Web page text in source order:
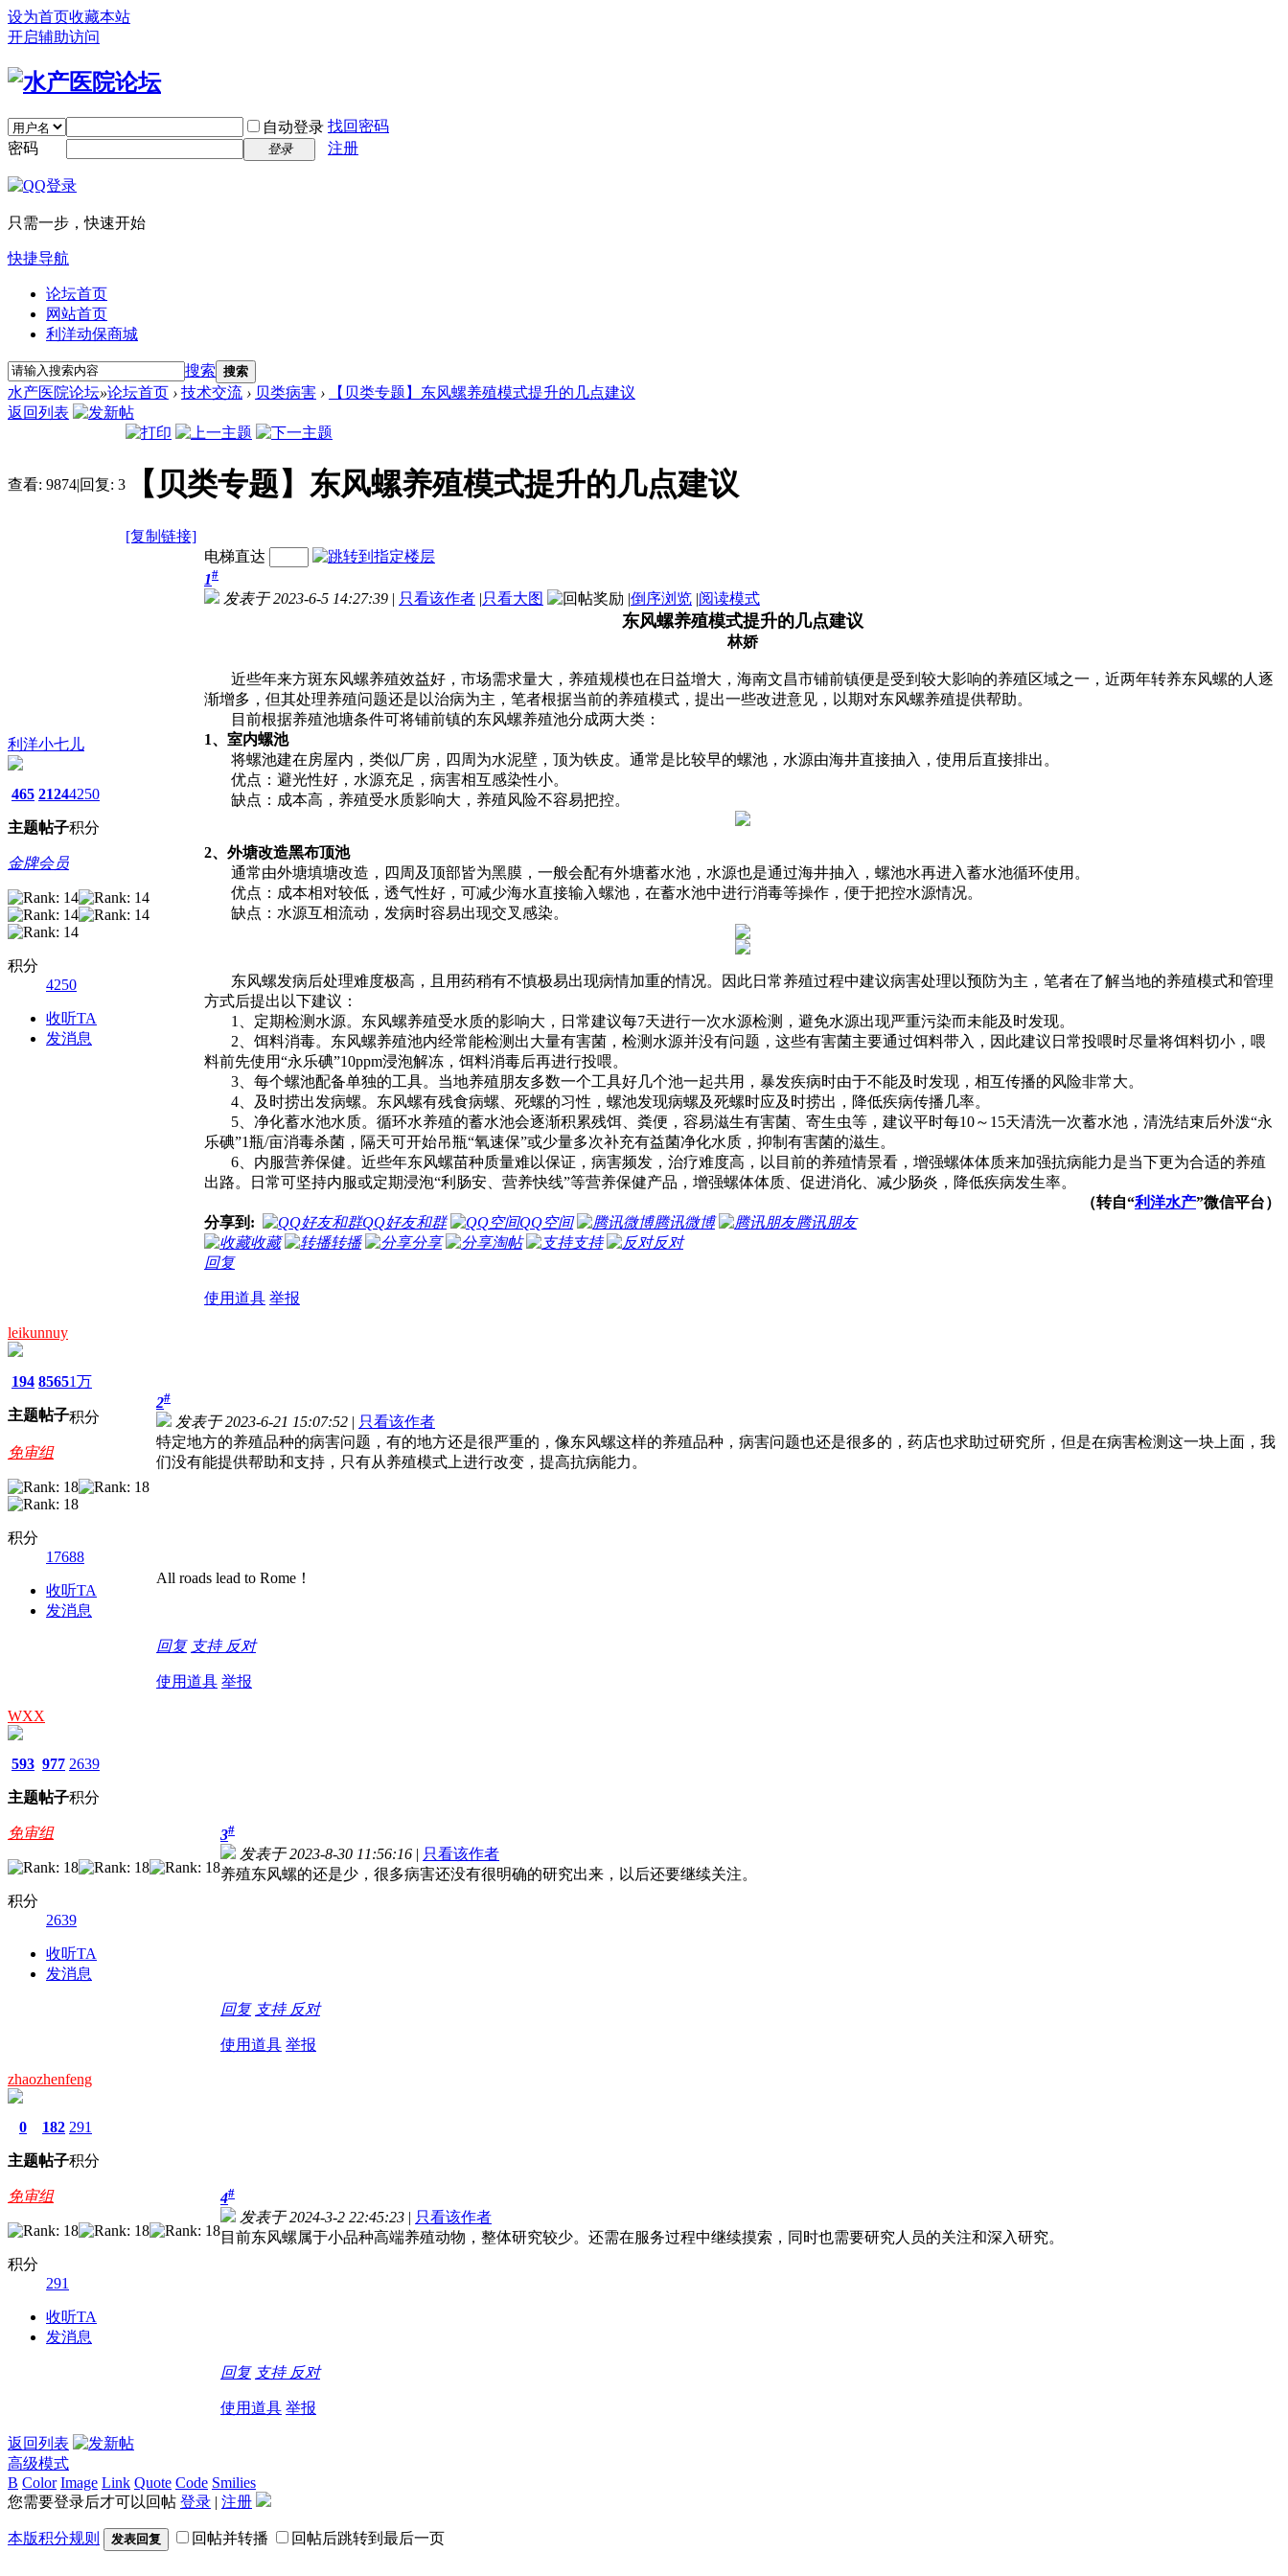
设为首页收藏本站
开启辅助访问
自动登录 找回密码
密码
登录 注册
只需一步，快速开始
快捷导航
论坛首页
网站首页
利洋动保商城
搜索 搜索
水产医院论坛»论坛首页 › 技术交流 › 贝类病害 ›
【贝类专题】东风螺养殖模式提升的几点建议
返回列表
查看: 9874|回复: 3 【贝类专题】东风螺养殖模式提升的几点建议
[复制链接]
利洋小七儿
465
主题
2124
帖子
4250
积分
金牌会员
积分
4250
收听TA
发消息
电梯直达
1#
发表于 2023-6-5 14:27:39 | 只看该作者 |只看大图 |倒序浏览 |阅读模式
东风螺养殖模式提升的几点建议
林娇
近些年来方斑东风螺养殖效益好，市场需求量大，养殖规模也在日益增大，海南文昌市铺前镇便是受到较大影响的养殖区域之一，近两年转养东风螺的人逐
渐增多，但其处理养殖问题还是以治病为主，笔者根据当前的养殖模式，提出一些改进意见，以期对东风螺养殖提供帮助。
目前根据养殖池塘条件可将铺前镇的东风螺养殖池分成两大类：
1、室内螺池
将螺池建在房屋内，类似厂房，四周为水泥壁，顶为铁皮。通常是比较早的螺池，水源由海井直接抽入，使用后直接排出。
优点：避光性好，水源充足，病害相互感染性小。
缺点：成本高，养殖受水质影响大，养殖风险不容易把控。
2、外塘改造黑布顶池
通常由外塘填塘改造，四周及顶部皆为黑膜，一般会配有外塘蓄水池，水源也是通过海井抽入，螺池水再进入蓄水池循环使用。
优点：成本相对较低，透气性好，可减少海水直接输入螺池，在蓄水池中进行消毒等操作，便于把控水源情况。
缺点：水源互相流动，发病时容易出现交叉感染。
东风螺发病后处理难度极高，且用药稍有不慎极易出现病情加重的情况。因此日常养殖过程中建议病害处理以预防为主，笔者在了解当地的养殖模式和管理
方式后提出以下建议：
1、定期检测水源。东风螺养殖受水质的影响大，日常建议每7天进行一次水源检测，避免水源出现严重污染而未能及时发现。
2、饵料消毒。东风螺养殖池内经常能检测出大量有害菌，检测水源并没有问题，这些有害菌主要通过饵料带入，因此建议日常投喂时尽量将饵料切小，喂
料前先使用“永乐碘”10ppm浸泡解冻，饵料消毒后再进行投喂。
3、每个螺池配备单独的工具。当地养殖朋友多数一个工具好几个池一起共用，暴发疾病时由于不能及时发现，相互传播的风险非常大。
4、及时捞出发病螺。东风螺有残食病螺、死螺的习性，螺池发现病螺及死螺时应及时捞出，降低疾病传播几率。
5、净化蓄水池水质。循环水养殖的蓄水池会逐渐积累残饵、粪便，容易滋生有害菌、寄生虫等，建议平时每10～15天清洗一次蓄水池，清洗结束后外泼“永
乐碘”1瓶/亩消毒杀菌，隔天可开始吊瓶“氧速保”或少量多次补充有益菌净化水质，抑制有害菌的滋生。
6、内服营养保健。近些年东风螺苗种质量难以保证，病害频发，治疗难度高，以目前的养殖情景看，增强螺体体质来加强抗病能力是当下更为合适的养殖
出路。日常可坚持内服或定期浸泡“利肠安、营养快线”等营养保健产品，增强螺体体质、促进消化、减少肠炎，降低疾病发生率。
（转自“利洋水产”微信平台）
分享到:
QQ好友和群 QQ空间 腾讯微博
腾讯朋友
收藏
转播 分享 淘帖 支持
反对
回复
使用道具 举报
leikunnuy
194
主题
8565
帖子
1万
积分
免审组
积分
17688
收听TA
发消息
2#
发表于 2023-6-21 15:07:52 | 只看该作者
特定地方的养殖品种的病害问题，有的地方还是很严重的，像东风螺这样的养殖品种，病害问题也还是很多的，药店也求助过研究所，但是在病害检测这一块上面，我
们没有能提供帮助和支持，只有从养殖模式上进行改变，提高抗病能力。
All roads lead to Rome！
回复 支持 反对
使用道具 举报
WXX
593
主题
977
帖子
2639
积分
免审组
积分
2639
收听TA
发消息
3#
发表于 2023-8-30 11:56:16 | 只看该作者
养殖东风螺的还是少，很多病害还没有很明确的研究出来，以后还要继续关注。
回复 支持 反对
使用道具 举报
zhaozhenfeng
0
主题
182
帖子
291
积分
免审组
积分
291
收听TA
发消息
4#
发表于 2024-3-2 22:45:23 | 只看该作者
目前东风螺属于小品种高端养殖动物，整体研究较少。还需在服务过程中继续摸索，同时也需要研究人员的关注和深入研究。
回复 支持 反对
使用道具 举报
返回列表
高级模式
B Color Image Link Quote Code Smilies
您需要登录后才可以回帖 登录 | 注册
本版积分规则 发表回复 回帖并转播 回帖后跳转到最后一页